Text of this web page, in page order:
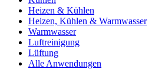
Heizen & Kühlen
Heizen, Kühlen & Warmwasser
Warmwasser
Luftreinigung
Lüftung
Alle Anwendungen